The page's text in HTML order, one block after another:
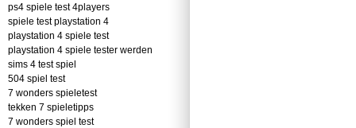
ps4 spiele test 4players
spiele test playstation 4
playstation 4 spiele test
playstation 4 spiele tester werden
sims 4 test spiel
504 spiel test
7 wonders spieletest
tekken 7 spieletipps
7 wonders spiel test